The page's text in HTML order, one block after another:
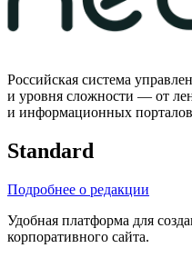
Российская система
и уровня сложности — от
и информационных
Standard
Подробнее о редакции
Удобная платформа для
корпоративного сайта.